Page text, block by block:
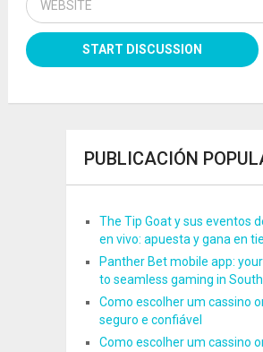
PUBLICACIÓN
The Tip Goat y sus eventos
en vivo: apuesta y gana en
Panther Bet mobile app:
to seamless gaming in
Como escolher um cassino
seguro e confiável
Como escolher um cassino